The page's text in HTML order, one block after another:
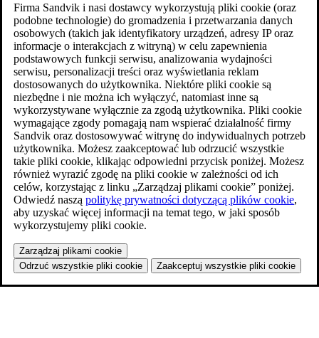
Firma Sandvik i nasi dostawcy wykorzystują pliki cookie (oraz
podobne technologie) do gromadzenia i przetwarzania danych
osobowych (takich jak identyfikatory urządzeń, adresy IP oraz
informacje o interakcjach z witryną) w celu zapewnienia
podstawowych funkcji serwisu, analizowania wydajności
serwisu, personalizacji treści oraz wyświetlania reklam
dostosowanych do użytkownika. Niektóre pliki cookie są
niezbędne i nie można ich wyłączyć, natomiast inne są
wykorzystywane wyłącznie za zgodą użytkownika. Pliki cookie
wymagające zgody pomagają nam wspierać działalność firmy
Sandvik oraz dostosowywać witrynę do indywidualnych potrzeb
użytkownika. Możesz zaakceptować lub odrzucić wszystkie
takie pliki cookie, klikając odpowiedni przycisk poniżej. Możesz
również wyrazić zgodę na pliki cookie w zależności od ich
celów, korzystając z linku „Zarządzaj plikami cookie” poniżej.
Odwiedź naszą politykę prywatności dotyczącą plików cookie,
aby uzyskać więcej informacji na temat tego, w jaki sposób
wykorzystujemy pliki cookie.
Zarządzaj plikami cookie
Odrzuć wszystkie pliki cookie
Zaakceptuj wszystkie pliki cookie